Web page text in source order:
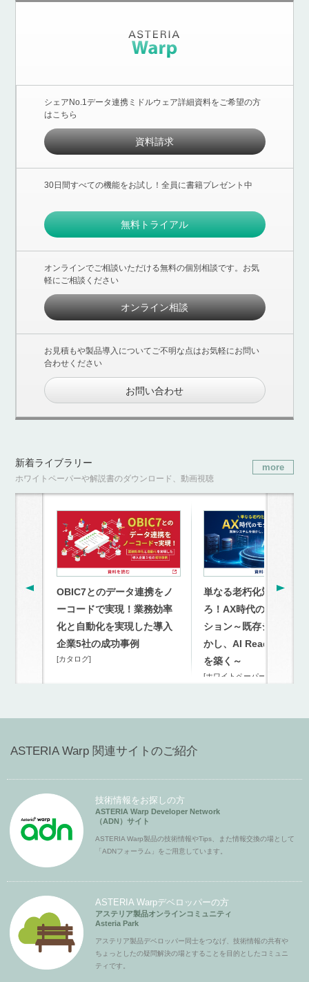
シェアNo.1データ連携ミドルウェア詳細資料をご希望の方
はこちら
資料請求
30日間すべての機能をお試し！全員に書籍プレゼント中
無料トライアル
オンラインでご相談いただける無料の個別相談です。お気
軽にご相談ください
オンライン相談
お見積もや製品導入についてご不明な点はお気軽にお問い
合わせください
お問い合わせ
新着ライブラリー
ホワイトペーパーや解説書のダウンロード、動画視聴
more
OBIC7とのデータ連携をノ
ーコードで実現！業務効率
化と自動化を実現した導入
企業5社の成功事例
[カタログ]
単なる老朽化対策を超
ろ！AX時代のモダナイ
ション～既存システム
かし、AI Readyな連携
を築く～
[ホワイトペーパー]
ASTERIA Warp 関連サイトのご紹介
技術情報をお探しの方
ASTERIA Warp Developer Network
（ADN）サイト
ASTERIA Warp製品の技術情報やTips、また情報交換の場として
「ADNフォーラム」をご用意しています。
ASTERIA Warpデベロッパーの方
アステリア製品オンラインコミュニティ
Asteria Park
アステリア製品デベロッパー同士をつなげ、技術情報の共有や
ちょっとしたの疑問解決の場とすることを目的としたコミュニ
ティです。